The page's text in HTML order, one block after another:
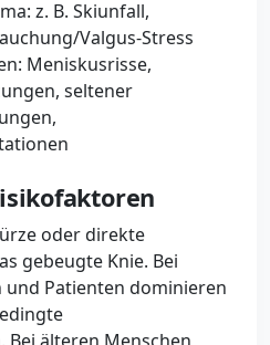
z. B. Skiunfall,
Valgus-Stress
Meniskusrisse,
seltener
oder direkte
gebeugte Knie. Bei
Patienten dominieren